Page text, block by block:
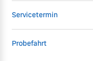
Servicetermin
Probefahrt